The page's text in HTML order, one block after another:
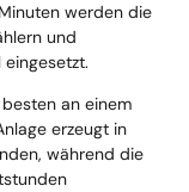
werden die
und
an einem
erzeugt in
während die